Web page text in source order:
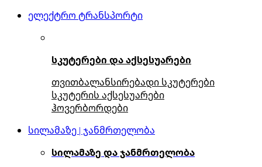
ელექტრო ტრანსპორტი
სკუტერები და აქსესუარები
თვითბალანსირებადი სკუტერები
სკუტერის აქსესუარები
ჰოვერბორდები
სილამაზე | ჯანმრთელობა
სილამაზე და ჯანმრთელობა